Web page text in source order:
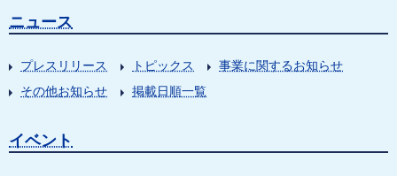
ニュース
プレスリリース トピックス
事業に関するお知らせ
その他お知らせ
掲載日順一覧
イベント